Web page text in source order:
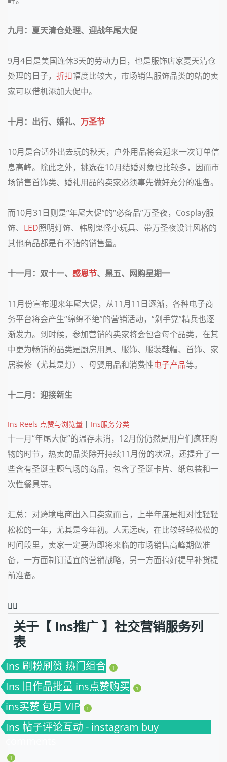
九月：夏天清仓处理、迎战年尾大促
9月4日是美国连休3天的劳动力日，也是服饰店家夏天清仓
处理的日子， 折扣幅度比较大，市场销售服饰品类的站的卖
家可以借机添加大促中。
十月：出行、婚礼、 万圣节
10月是合适外出去玩的秋天，户外用品将会迎来一次订单信
息高峰。除此之外，挑选在10月结婚对象也比较多，因而市
场销售首饰类、婚礼用品的卖家必须事先做好充分的准备。
而10月31 日则是“年尾大促”的“必备品”万圣夜， Cosplay服
饰、 LED照明灯饰、韩剧鬼怪小玩具、带万圣夜设计风格的
其他商品都是有不错的销售量。
十一月：双十一、 感恩节、黑五、网购星期一
11月份宣布迎来年尾大促，从11月11 日逐渐，各种电子商
务平台将会产生“绵绵不绝”的营销活动，“剁手党”精兵也逐
渐发力。到时候，参加营销的卖家将会包含每个品类，在其
中更为畅销的品类是厨房用具、服饰、服装鞋帽、首饰、家
居装修（尤其是灯）、母婴用品和消费性电子产品等。
十二月：迎接新生
Ins Reels 点赞与浏览量 | Ins服务分类
十一月“年尾大促”的温存未消， 12月份仍然是用户们疯狂购
物的时节，热卖的品类除开持续11月份的状况，还提升了一
些含有圣诞主题气场的商品，包含了圣诞卡片、纸包装和一
次性餐具等。
汇总：对跨境电商出入口卖家而言，上半年度是相对性轻轻
松松的一年，尤其是今年初。人无远虑，在比较轻轻松松的
时间段里，卖家一定要为即将来临的市场销售高峰期做准
备，一方面制订适宜的营销战略，另一方面搞好提早补货提
前准备。
❤️‍🔥
关于【 Ins推广 】社交营销服务列
表
Ins 刷粉刷赞 热门组合 1
Ins 旧作品批量 ins点赞购买 1
ins买赞 包月 VIP 1
Ins 帖子评论互动 - instagram buy
comments
1